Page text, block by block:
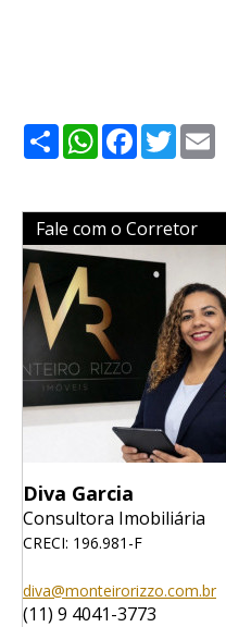
ShareWhatsApp
Facebook
Twitter
Fale com o Corretor
Diva Garcia
Consultora Imobiliária
CRECI: 196.981-F
diva@monteirorizzo.com.br
(11) 9 4041-3773